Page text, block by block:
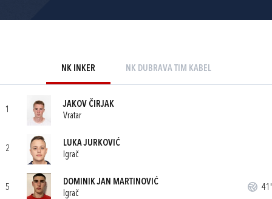
NK INKER NK DUBRAVA TIM KABEL
1
JAKOV ČIRJAK
Vratar
2
LUKA JURKOVIĆ
Igrač
5
DOMINIK JAN MARTINOVIĆ
Igrač
41'